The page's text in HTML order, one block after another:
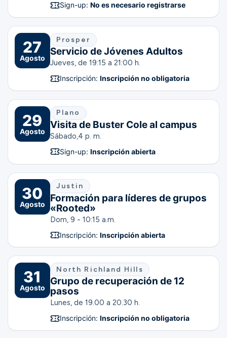
Sign-up: No es necesario registrarse
27
Agosto
Prosper
Servicio de Jóvenes Adultos
Jueves, de 19:15 a 21:00 h.
Inscripción: Inscripción no obligatoria
29
Agosto
Plano
Visita de Buster Cole al campus
Sábado,4 p. m.
Sign-up: Inscripción abierta
30
Agosto
Justin
Formación para líderes de grupos
«Rooted»
Dom, 9 - 10:15 a.m.
Inscripción: Inscripción abierta
31
Agosto
North Richland Hills
Grupo de recuperación de 12
pasos
Lunes, de 19.00 a 20.30 h.
Inscripción: Inscripción no obligatoria